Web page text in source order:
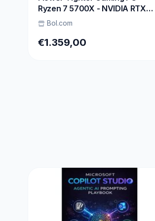
Ryzen 7 5700X - NVIDIA RTX
5060 - 16GB DDR4 - 1TB -
Bol.com
€1.359,00